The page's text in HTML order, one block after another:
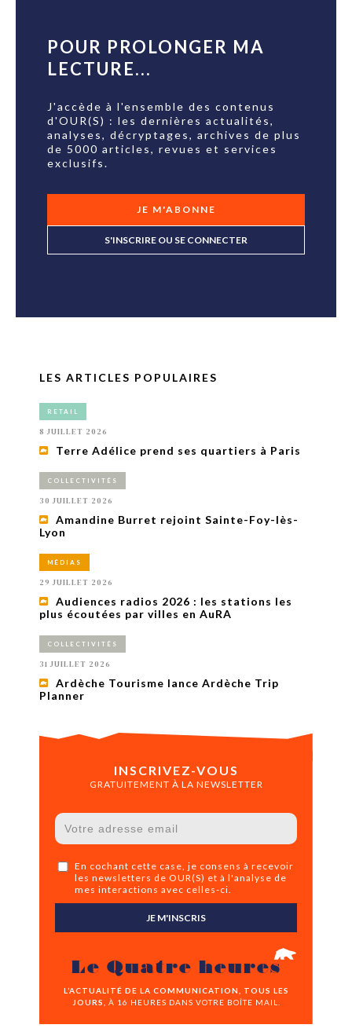
POUR PROLONGER MA
LECTURE...
J'accède à l'ensemble des contenus
d'OUR(S) : les dernières actualités,
analyses, décryptages, archives de plus
de 5000 articles, revues et services
exclusifs.
JE M'ABONNE
S'INSCRIRE OU SE CONNECTER
LES ARTICLES POPULAIRES
RETAIL
8 JUILLET 2026
Terre Adélice prend ses quartiers à Paris
COLLECTIVITÉS
30 JUILLET 2026
Amandine Burret rejoint Sainte-Foy-lès-
Lyon
MÉDIAS
29 JUILLET 2026
Audiences radios 2026 : les stations les
plus écoutées par villes en AuRA
COLLECTIVITÉS
31 JUILLET 2026
Ardèche Tourisme lance Ardèche Trip
Planner
INSCRIVEZ-VOUS
GRATUITEMENT À LA NEWSLETTER
En cochant cette case, je consens à recevoir
les newsletters de OUR(S) et à l'analyse de
mes interactions avec celles-ci.
JE M'INSCRIS
Le Quatre heures
L’ACTUALITÉ DE LA COMMUNICATION, TOUS LES
JOURS,
À 16 HEURES DANS VOTRE BOÎTE MAIL.